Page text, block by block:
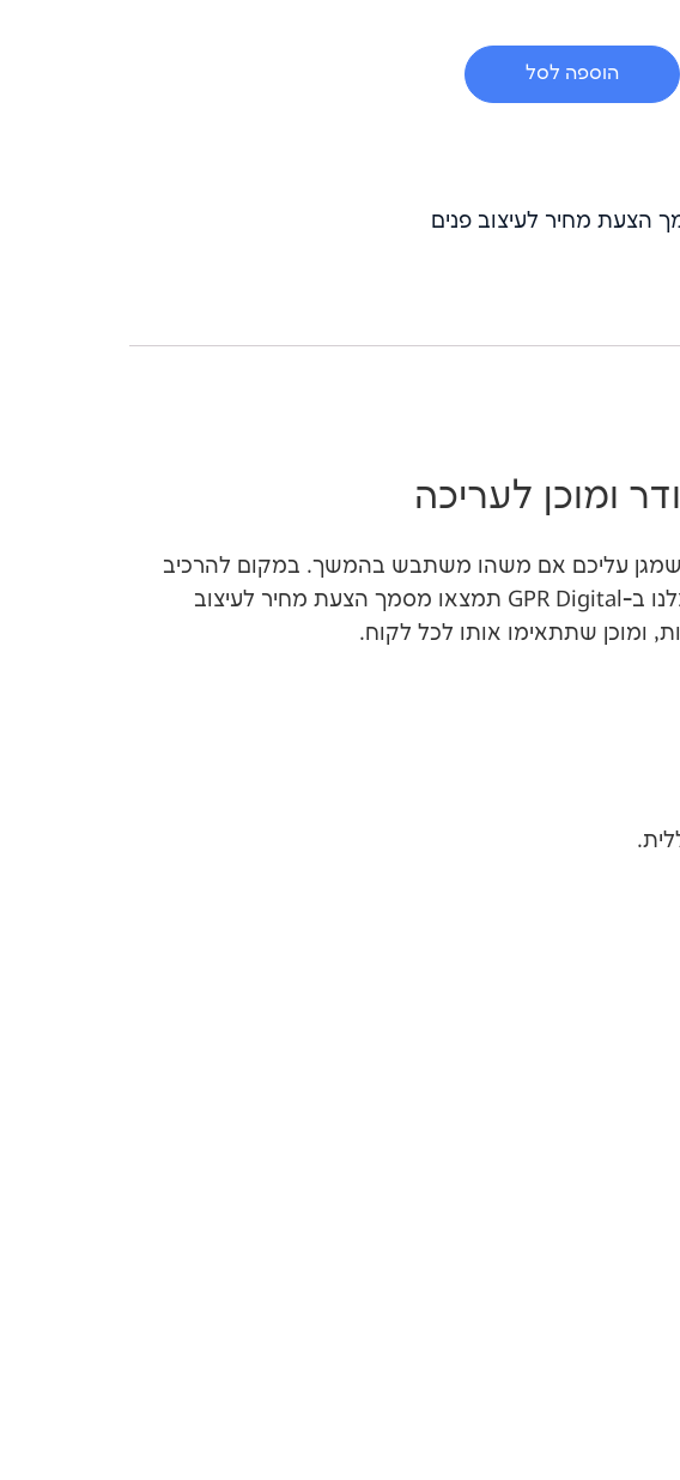
הוספה לסל
הצעת מחיר לעיצוב פנים
שמגן עליכם אם משהו משתבש בהמשך. במקום להרכיב
כל פעם מסמך מאפס או להסתמך על תבנית כללית שלא מתאימה לעבודת עיצוב, אצלנו ב-GPR Digital תמצאו מסמך הצעת מחיר לעיצוב